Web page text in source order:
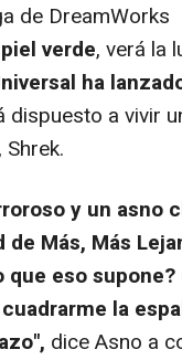
de DreamWorks
verde, verá la
ha
dispuesto a vivir
y un asno
Más, Más
que eso supone?
la
dice Asno a